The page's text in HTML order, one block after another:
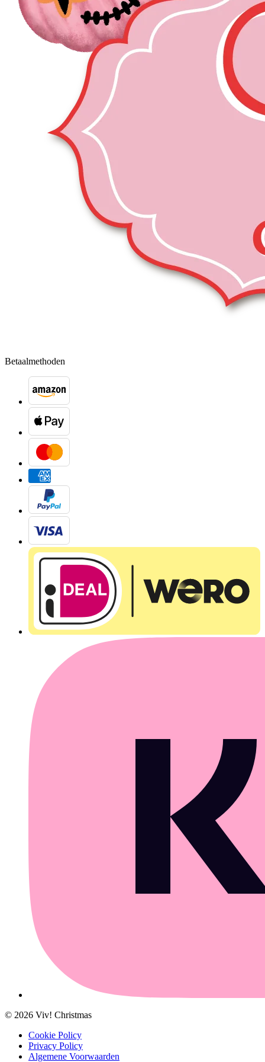
Betaalmethoden
© 2026 Viv! Christmas
Cookie Policy
Privacy Policy
Algemene Voorwaarden